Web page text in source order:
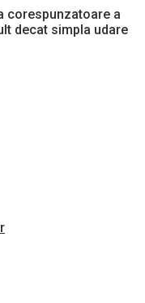
corespunzatoare a
decat simpla udare